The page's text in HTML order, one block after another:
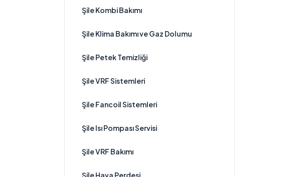
Şile Kombi Bakımı
Şile Klima Bakımı ve Gaz Dolumu
Şile Petek Temizliği
Şile VRF Sistemleri
Şile Fancoil Sistemleri
Şile Isı Pompası Servisi
Şile VRF Bakımı
Şile Hava Perdesi